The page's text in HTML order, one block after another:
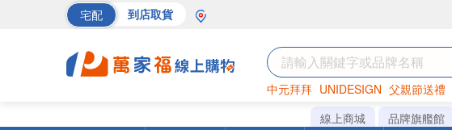
宅配 到店取貨
中元拜拜 UNIDESIGN 父親節送禮
罐頭 海苔 洋芋片
線上商城 品牌旗艦館